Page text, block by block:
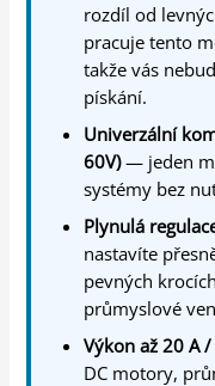
rozdíl od
pracuje tento
takže vás
pískání.
Univerzální
60V)— jeden
systémy bez
Plynulá
nastavíte
pevných
průmyslové
Výkon až 20 A
DC motory,